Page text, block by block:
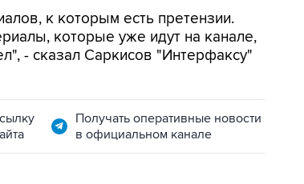
к которым есть претензии.
которые уже идут на канале,
- сказал Саркисов "Интерфаксу"
Получать оперативные новости
в официальном канале